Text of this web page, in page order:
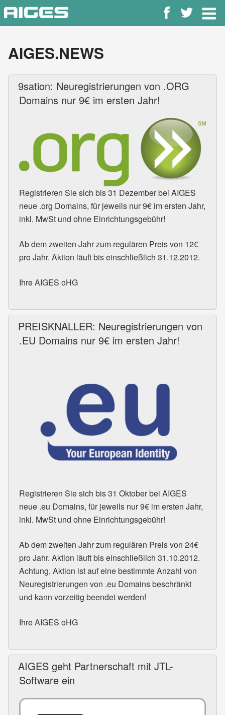
Zum
Inhalt
AIGES.NEWS
9sation: Neuregistrierungen von .ORG
Domains nur 9€ im ersten Jahr!
Registrieren Sie sich bis 31 Dezember bei AIGES
neue .org Domains, für jeweils nur 9€ im ersten Jahr,
inkl. MwSt und ohne Einrichtungsgebühr!
Ab dem zweiten Jahr zum regulären Preis von 12€
pro Jahr. Aktion läuft bis einschließlich 31.12.2012.
IhreAIGES oHG
PREISKNALLER: Neuregistrierungen von
.EU Domains nur 9€ im ersten Jahr!
Registrieren Sie sich bis 31 Oktober bei AIGES
neue .eu Domains, für jeweils nur 9€ im ersten Jahr,
inkl. MwSt und ohne Einrichtungsgebühr!
Ab dem zweiten Jahr zum regulären Preis von 24€
pro Jahr. Aktion läuft bis einschließlich 31.10.2012.
Achtung, Aktion ist auf eine bestimmte Anzahl von
Neuregistrierungen von .eu Domains beschränkt
und kann vorzeitig beendet werden!
IhreAIGES oHG
AIGES geht Partnerschaft mit JTL-
Software ein